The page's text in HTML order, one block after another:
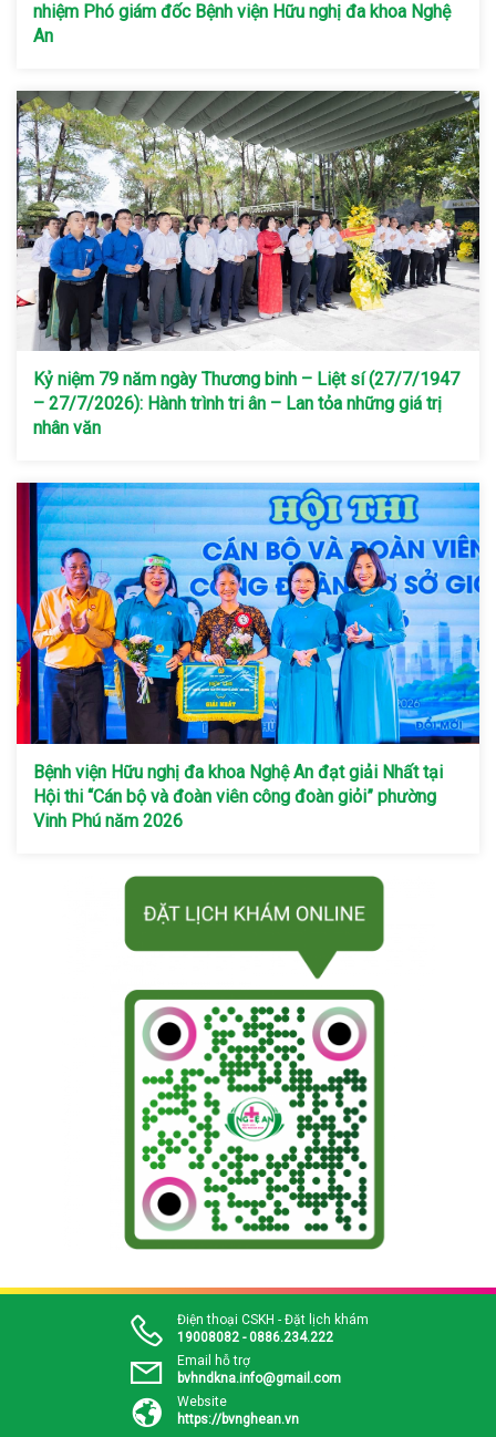
nhiệm Phó giám đốc Bệnh viện Hữu nghị đa khoa Nghệ
An
Kỷ niệm 79 năm ngày Thương binh – Liệt sí (27/7/1947
– 27/7/2026): Hành trình tri ân – Lan tỏa những giá trị
nhân văn
Bệnh viện Hữu nghị đa khoa Nghệ An đạt giải Nhất tại
Hội thi “Cán bộ và đoàn viên công đoàn giỏi” phường
Vinh Phú năm 2026
Điện thoại CSKH - Đặt lịch khám
19008082 - 0886.234.222
Email hỗ trợ
bvhndkna.info@gmail.com
Website
https://bvnghean.vn